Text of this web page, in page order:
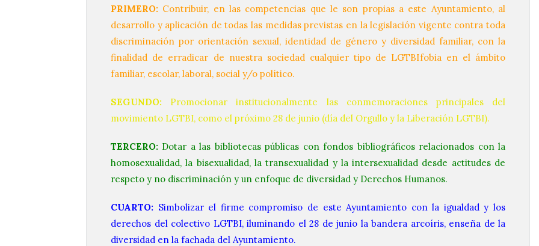
PRIMERO: Contribuir, en las competencias que le son propias a este Ayuntamiento, al
desarrollo y aplicación de todas las medidas previstas en la legislación vigente contra toda
discriminación por orientación sexual, identidad de género y diversidad familiar, con la
finalidad de erradicar de nuestra sociedad cualquier tipo de LGTBIfobia en el ámbito
familiar, escolar, laboral, social y/o político.
SEGUNDO: Promocionar institucionalmente las conmemoraciones principales del
movimiento LGTBI, como el próximo 28 de junio (día del Orgullo y la Liberación LGTBI).
TERCERO: Dotar a las bibliotecas públicas con fondos bibliográficos relacionados con la
homosexualidad, la bisexualidad, la transexualidad y la intersexualidad desde actitudes de
respeto y no discriminación y un enfoque de diversidad y Derechos Humanos.
CUARTO: Simbolizar el firme compromiso de este Ayuntamiento con la igualdad y los
derechos del colectivo LGTBI, iluminando el 28 de junio la bandera arcoíris, enseña de la
diversidad en la fachada del Ayuntamiento.